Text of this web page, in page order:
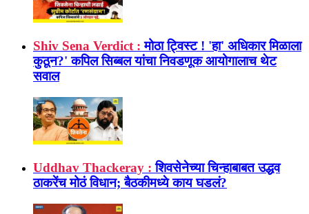
Shiv Sena Verdict : मोठा ट्विस्ट ! 'हा' अधिकार मिळाला
कुठून?' कपिल सिब्बल यांचा निवडणूक आयोगालाच थेट
सवाल
Uddhav Thackeray : शिवसेनेच्या चिन्हाबाबत उद्धव
ठाकरेंच मोठं विधान; बैठकीमध्ये काय घडलं?